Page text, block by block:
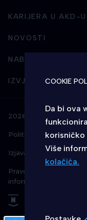
KARIJERA U AKD-U
NOVOSTI
NABAVA
IZVJEŠTAVANJE I
2026 © AKD - Sva
Politika kolačića
Izjava o pristupačnosti
Pravo na pristup
informacijama
COOKIE
Da bi ova
Više
kolačića.
IZABERITE